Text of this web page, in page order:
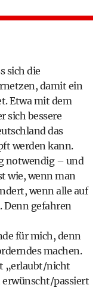
sich die
damit ein
Etwa mit dem
sich bessere
das
werden kann.
notwendig – und
wie, wenn man
wenn alle auf
Denn gefahren
für mich, denn
machen.
„erlaubt/nicht
passiert